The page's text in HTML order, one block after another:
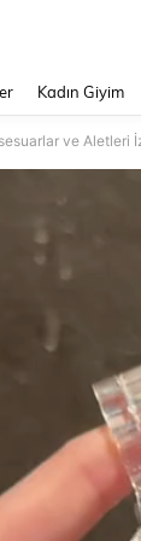
Kadın Giyim
ve Aletleri